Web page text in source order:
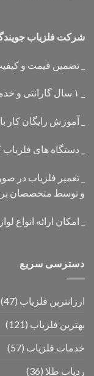
شرکت فلزیاب
_ تضمین قیمت و
_ آموزش رایگان کار
_ دستگاه های
_ تعمیر فلزیاب در
و توسط متخصصان
_ امکان ارائه انواع
دسترسی سریع
ارزانترین فلزیاب (47)
بهترین فلزیاب (121)
خدمات فلزیاب (57)
ردیاب طلا (36)